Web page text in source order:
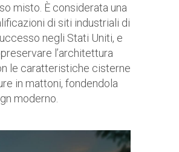
misto. È considerata una
di siti industriali di
negli Stati Uniti, e
l’architettura
le caratteristiche cisterne
in mattoni, fondendola
moderno.